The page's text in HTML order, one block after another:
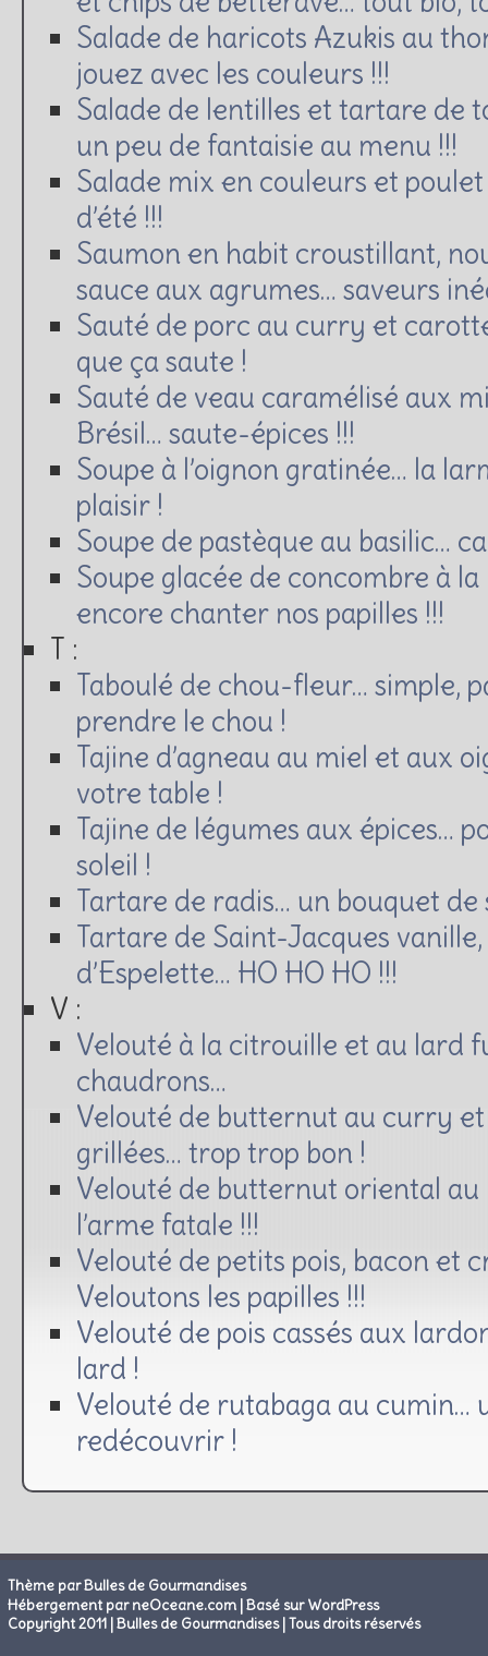
Salade de haricots Azukis au
jouez avec les couleurs !!!
Salade de lentilles et tartare de
un peu de fantaisie au menu !!!
Salade mix en couleurs et
d’été !!!
Saumon en habit croustillant,
sauce aux agrumes… saveurs
Sauté de porc au curry et
que ça saute !
Sauté de veau caramélisé aux
Brésil… saute-épices !!!
Soupe à l’oignon gratinée… la
plaisir !
Soupe de pastèque au basilic…
Soupe glacée de concombre à
encore chanter nos papilles !!!
T :
Taboulé de chou-fleur… simple,
prendre le chou !
Tajine d’agneau au miel et aux
votre table !
Tajine de légumes aux épices…
soleil !
Tartare de radis… un bouquet de
Tartare de Saint-Jacques
d’Espelette… HO HO HO !!!
V :
Velouté à la citrouille et au lard
chaudrons…
Velouté de butternut au curry
grillées… trop trop bon !
Velouté de butternut oriental au
l’arme fatale !!!
Velouté de petits pois, bacon et
Veloutons les papilles !!!
Velouté de pois cassés aux
lard !
Velouté de rutabaga au cumin…
redécouvrir !
Thème par Bulles de Gourmandises
Hébergement par neOceane.com |Basé sur WordPress
Copyright 2011 | Bulles de Gourmandises | Tous droits réservés